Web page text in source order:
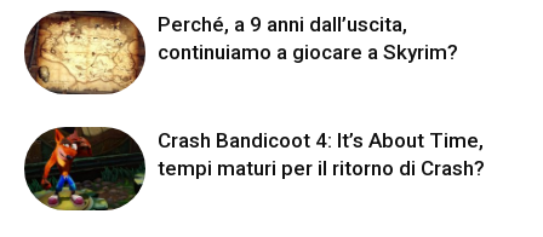
Perché, a 9 anni dall’uscita,
continuiamo a giocare a Skyrim?
Crash Bandicoot 4: It’s About Time,
tempi maturi per il ritorno di Crash?